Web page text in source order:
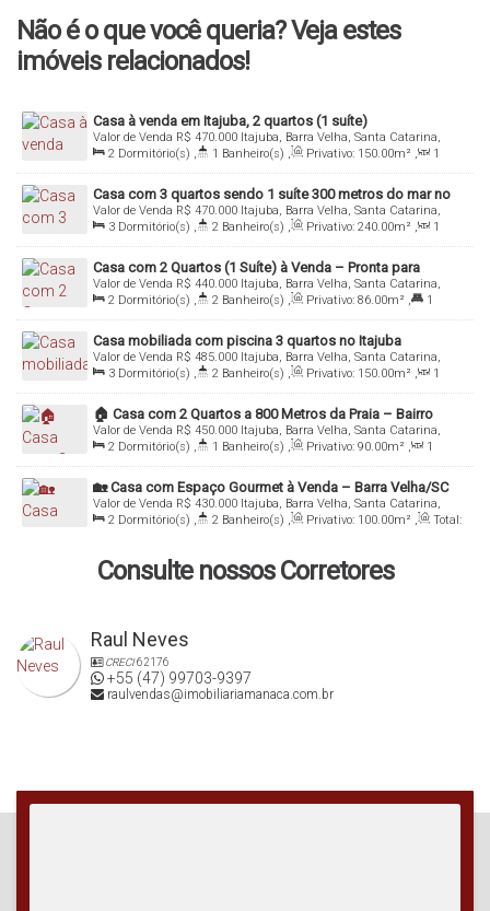
Não é o que você queria? Veja estes
imóveis relacionados!
Casa à venda em Itajuba, 2 quartos (1 suíte)
R$ 470.000
Valor de Venda
Itajuba, Barra Velha, Santa Catarina,
Brasil
2 Dormitório(s) , 1 Banheiro(s) , Privativo: 150.00m² ,
1
Sala(s) , 1 Suíte(s) , Total: 150.00m² , 3 Vaga(s) ,
800m
Distância do Mar
.00 m² Terreno: 150 m²
Casa com 3 quartos sendo 1 suíte 300 metros do mar no
Itajuba
R$ 470.000
Valor de Venda
Itajuba, Barra Velha, Santa Catarina,
Brasil
3 Dormitório(s) , 2 Banheiro(s) , Privativo: 240.00m² ,
1
Sala(s) , 1 Suíte(s) , Total: 240.00m² , 2 Vaga(s) ,
300m
Distância do Mar
Útil: 105 .00 m² , Terreno: 240 .00
Casa com 2 Quartos (1 Suíte) à Venda – Pronta para
Financiar!
R$ 440.000
Valor de Venda
Itajuba, Barra Velha, Santa Catarina,
Brasil
2 Dormitório(s) , 2 Banheiro(s) , Privativo: 86.00m² ,
1
Suíte(s) , Total: 150.00m² , 2 Vaga(s) , Útil: 86.00m²
Casa mobiliada com piscina 3 quartos no Itajuba
R$ 485.000
Valor de Venda
Itajuba, Barra Velha, Santa Catarina,
Brasil
3 Dormitório(s) , 2 Banheiro(s) , Privativo: 150.00m² ,
1
Sala(s) , Total: 150.00m² , 2 Vaga(s) , Útil: 75.00m² ,
Terreno:
m²
🏠 Casa com 2 Quartos a 800 Metros da Praia – Bairro
Itajuba, Barra Velha/SC
R$ 450.000
Valor de Venda
Itajuba, Barra Velha, Santa Catarina,
Brasil
2 Dormitório(s) , 1 Banheiro(s) , Privativo: 90.00m² ,
1
Sala(s) , Total: 90.00m² , Útil: 90.00m² , Terreno: 300.00m²
🏡 Casa com Espaço Gourmet à Venda – Barra Velha/SC
R$ 430.000
Valor de Venda
Itajuba, Barra Velha, Santa Catarina,
Brasil
2 Dormitório(s) , 2 Banheiro(s) , Privativo: 100.00m² ,
Total:
Consulte nossos Corretores
Raul Neves
CRECI62176
+55 (47) 99703-9397
raulvendas@imobiliariamanaca.com.br